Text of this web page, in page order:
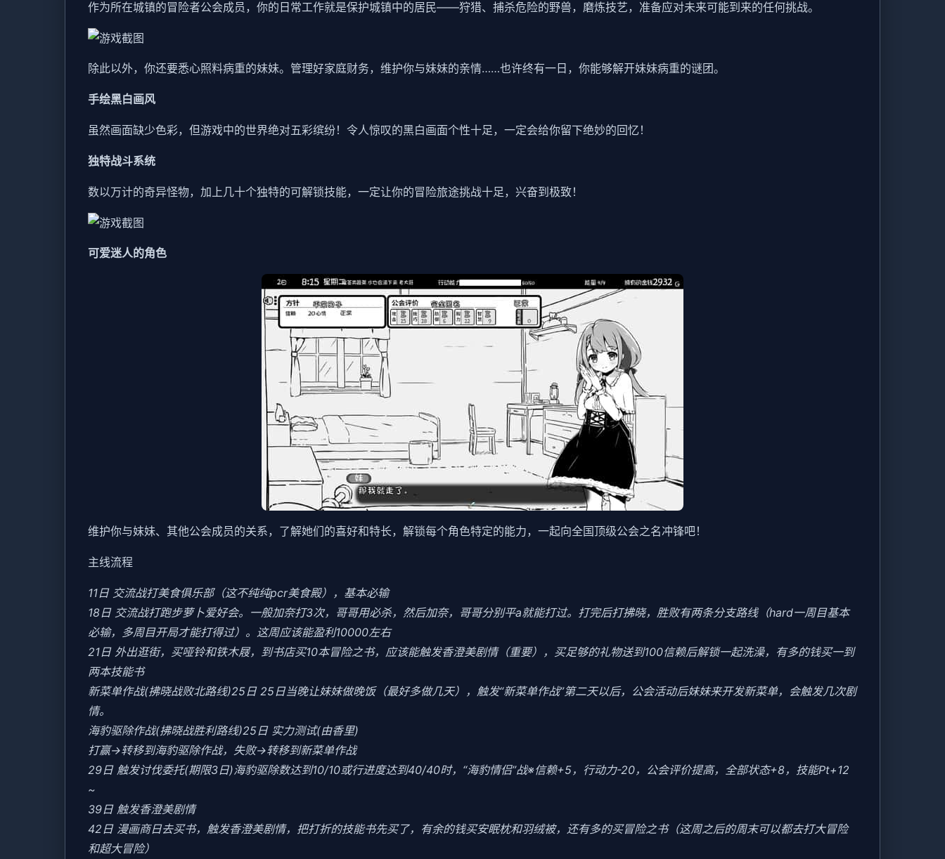
作为所在城镇的冒险者公会成员，你的日常工作就是保护城镇中的居民——狩猎、捕杀危险的野兽，磨炼技艺，准备应对未来可能到来的任何挑战。
除此以外，你还要悉心照料病重的妹妹。管理好家庭财务，维护你与妹妹的亲情……也许终有一日，你能够解开妹妹病重的谜团。
手绘黑白画风
虽然画面缺少色彩，但游戏中的世界绝对五彩缤纷！令人惊叹的黑白画面个性十足，一定会给你留下绝妙的回忆！
独特战斗系统
数以万计的奇异怪物，加上几十个独特的可解锁技能，一定让你的冒险旅途挑战十足，兴奋到极致！
可爱迷人的角色
维护你与妹妹、其他公会成员的关系，了解她们的喜好和特长，解锁每个角色特定的能力，一起向全国顶级公会之名冲锋吧！
主线流程
11日 交流战打美食俱乐部（这不纯纯pcr美食殿），基本必输
18日 交流战打跑步萝卜爱好会。一般加奈打3次，哥哥用必杀，然后加奈，哥哥分别平a就能打过。打完后打拂晓，胜败有两条分支路线（hard一周目基本
必输，多周目开局才能打得过）。这周应该能盈利10000左右
21日 外出逛街，买哑铃和铁木屐，到书店买10本冒险之书，应该能触发香澄美剧情（重要），买足够的礼物送到100信赖后解锁一起洗澡，有多的钱买一到
两本技能书
新菜单作战(拂晓战败北路线)25日 25日当晚让妹妹做晚饭（最好多做几天），触发“新菜单作战”第二天以后，公会活动后妹妹来开发新菜单，会触发几次剧
情。
海豹驱除作战(拂晓战胜利路线)25日 实力测试(由香里)
打赢→转移到海豹驱除作战，失败→转移到新菜单作战
29日 触发讨伐委托(期限3日)海豹驱除数达到10/10或行进度达到40/40时，“海豹情侣”战※信赖+5，行动力-20，公会评价提高，全部状态+8，技能Pt+12
~
39日 触发香澄美剧情
42日 漫画商日去买书，触发香澄美剧情，把打折的技能书先买了，有余的钱买安眠枕和羽绒被，还有多的买冒险之书（这周之后的周末可以都去打大冒险
和超大冒险）